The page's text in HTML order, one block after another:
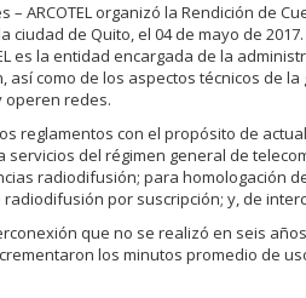
ARCOTEL organizó la Rendición de
de Quito, el 04 de mayo de
es la entidad encargada de la
como de los aspectos técnicos de
operen redes.
reglamentos con el propósito de
del régimen general de
radiodifusión; para homologación
por suscripción; y, de
que no se realizó en seis
los minutos promedio de